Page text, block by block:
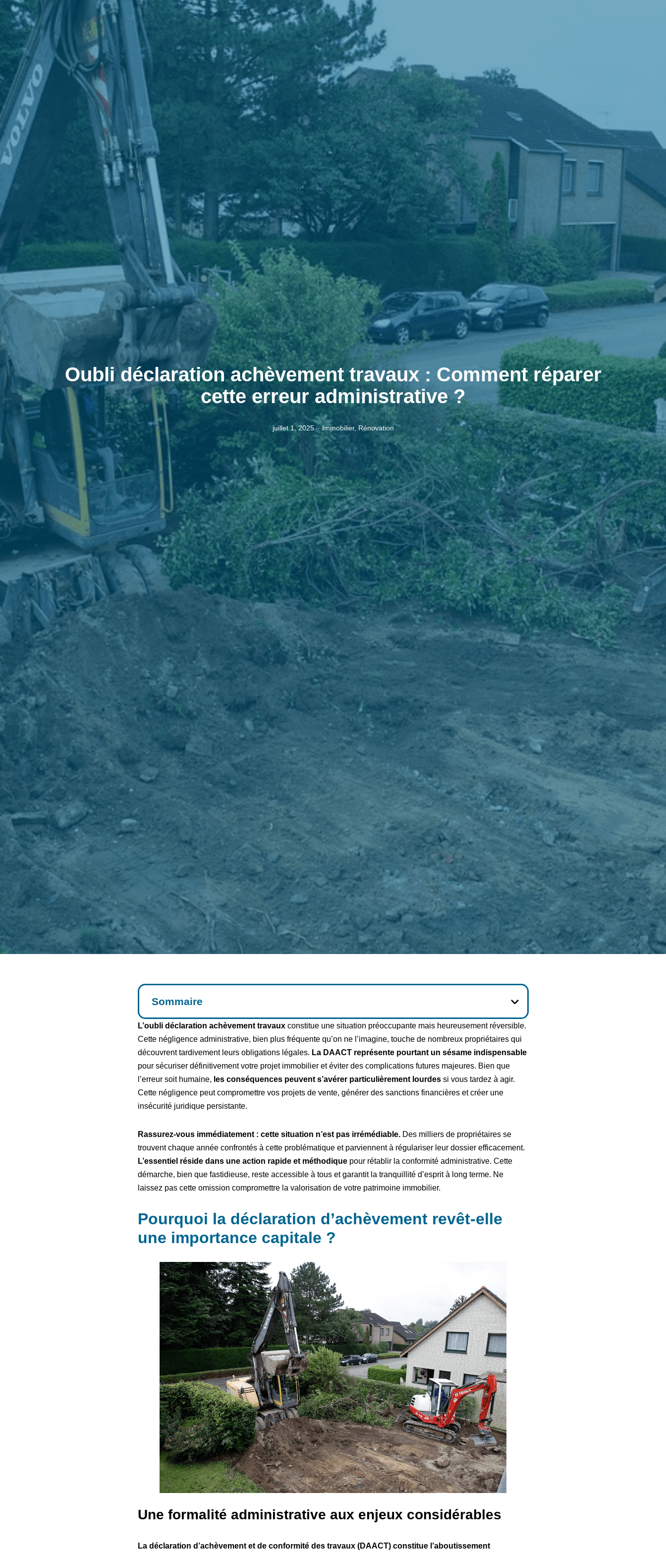
Oubli déclaration achèvement travaux : Comment réparer
cette erreur administrative ?
juillet 1, 2025 Immobilier, Rénovation
Sommaire
L’oubli déclaration achèvement travauxconstitue une situation préoccupante mais heureusement réversible.
Cette négligence administrative, bien plus fréquente qu’on ne l’imagine, touche de nombreux propriétaires qui
découvrent tardivement leurs obligations légales. La DAACT représente pourtant un sésame indispensable
pour sécuriser définitivement votre projet immobilier et éviter des complications futures majeures. Bien que
l’erreur soit humaine, les conséquences peuvent s’avérer particulièrement lourdessi vous tardez à agir.
Cette négligence peut compromettre vos projets de vente, générer des sanctions financières et créer une
insécurité juridique persistante.
Rassurez-vous immédiatement : cette situation n’est pas irrémédiable.Des milliers de propriétaires se
trouvent chaque année confrontés à cette problématique et parviennent à régulariser leur dossier efficacement.
L’essentiel réside dans une action rapide et méthodiquepour rétablir la conformité administrative. Cette
démarche, bien que fastidieuse, reste accessible à tous et garantit la tranquillité d’esprit à long terme. Ne
laissez pas cette omission compromettre la valorisation de votre patrimoine immobilier.
Pourquoi la déclaration d’achèvement revêt-elle
une importance capitale ?
Une formalité administrative aux enjeux considérables
La déclaration d’achèvement et de conformité des travaux (DAACT) constitue l’aboutissement